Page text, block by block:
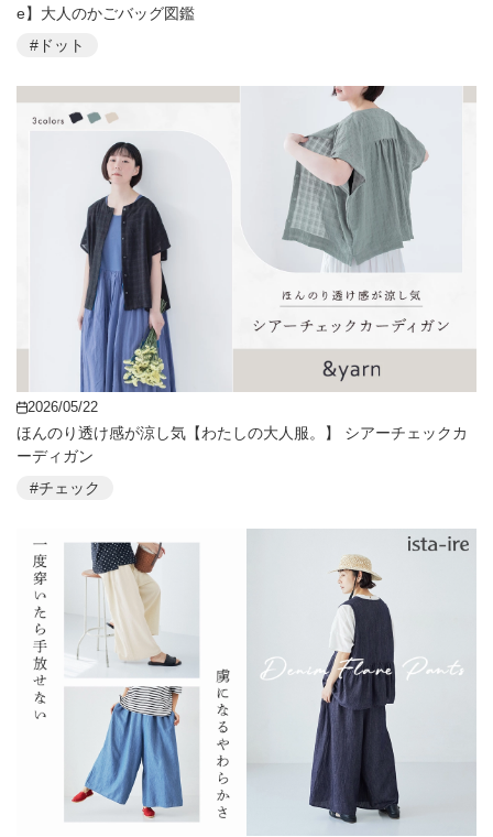
e】大人のかごバッグ図鑑
#ドット
2026/05/22
ほんのり透け感が涼し気【わたしの大人服。】 シアーチェックカ
ーディガン
#チェック